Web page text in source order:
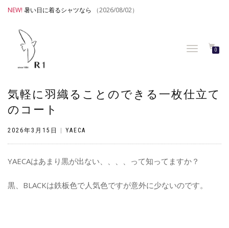
NEW! 暑い日に着るシャツなら （2026/08/02）
TOGGLE
0
気軽に羽織ることのできる一枚仕立て
のコート
2026年3月15日 YAECA
YAECAはあまり黒が出ない、、、、って知ってますか？
黒、BLACKは鉄板色で人気色ですが意外に少ないのです。